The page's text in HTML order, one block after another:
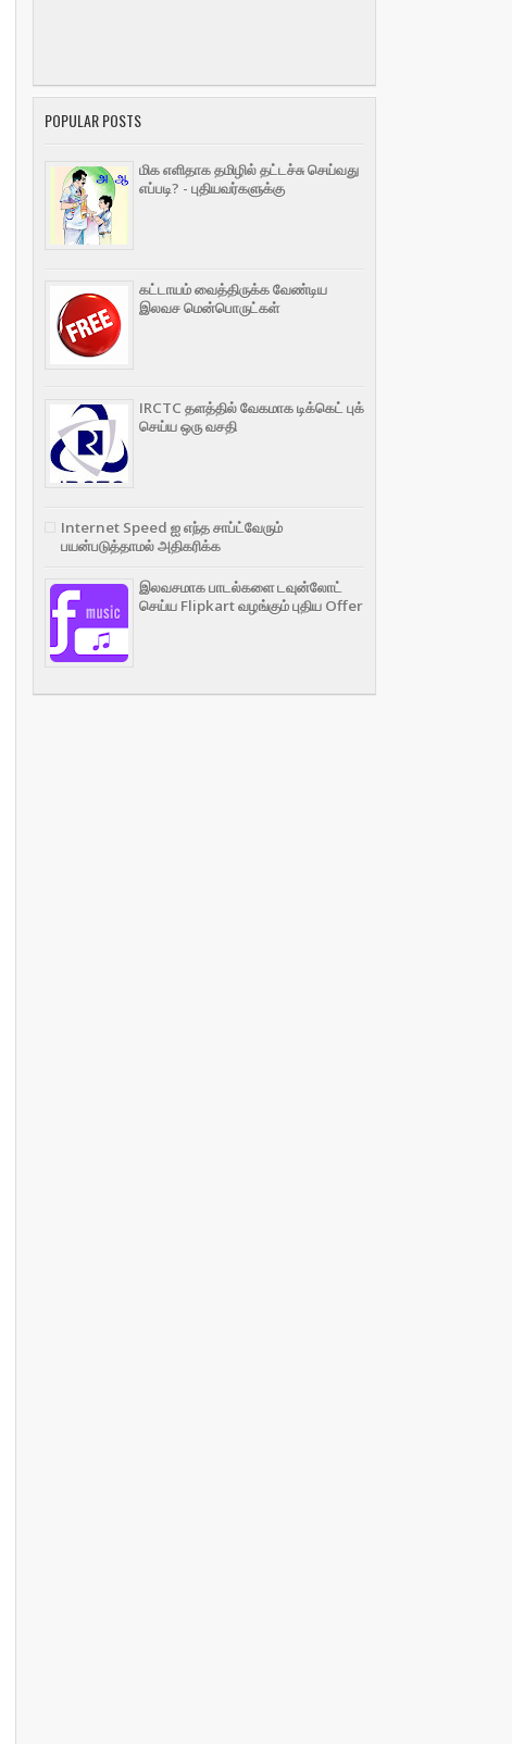
POPULAR POSTS
மிக எளிதாக தமிழில் தட்டச்சு செய்வது
எப்படி? - புதியவர்களுக்கு
கட்டாயம் வைத்திருக்க வேண்டிய
இலவச மென்பொருட்கள்
IRCTC தளத்தில் வேகமாக டிக்கெட் புக்
செய்ய ஒரு வசதி
Internet Speed ஐ எந்த சாப்ட்வேரும்
பயன்படுத்தாமல் அதிகரிக்க
இலவசமாக பாடல்களை டவுன்லோட்
செய்ய Flipkart வழங்கும் புதிய Offer